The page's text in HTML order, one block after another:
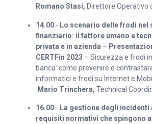
Romano Stasi, Direttore Operativo
14.00 - Lo scenario delle frodi nel
finanziario: il fattore umano e
privata e in azienda –
CERTFin 2023 – Sicurezza e frodi
banca: come prevenire e
informatici e frodi su Internet e
Mario Trinchera, Technical
16.00 - La gestione degli incidenti
requisiti normativi che spingono